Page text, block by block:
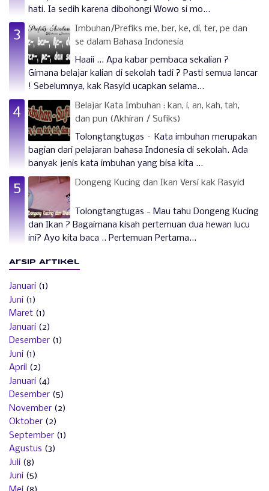
hati. Ia sedih karena dibohongi Wowo si mo...
Imbuhan/Prefiks me, ber, ke, di, ter, pe dan
se dalam Bahasa Indonesia
Haaii ... Apa kabar pembaca sekalian ?
Gimana belajar kalian di sekolah tadi ? Pasti semua lancar
! Sebelumnya, kak Rasyid ucapkan selama...
Belajar Kata Imbuhan : kan, i, an, kah, tah,
dan pun (Akhiran / Sufiks)
Tolongtangtugas – Kata imbuhan merupakan
bagian dari pelajaran bahasa Indonesia di sekolah. Ada
banyak jenis kata imbuhan yang bisa kita ...
Dongeng Kucing dan Ikan Versi kak Rasyid
Tolongtangtugas - Mau tahu Dongeng Kucing
dan Ikan ? Bagaimana kisah pertemuan dua hewan lucu
ini? Ayo kita baca .. Pertemuan Pertama...
Arsip Artikel
Januari (1)
Juni (1)
Maret (1)
Januari (2)
Desember (1)
Juni (1)
April (2)
Januari (4)
Desember (5)
November (2)
Oktober (2)
September (1)
Agustus (3)
Juli (8)
Juni (5)